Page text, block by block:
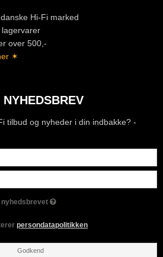
Hi-Fi marked
over 500,-
✶
tilbud og nyheder i din indbakke? -
nyhedsbrevet
persondatapolitikken
Godkend